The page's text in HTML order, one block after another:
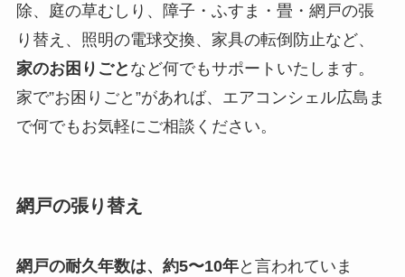
除、庭の草むしり、障子・ふすま・畳・網戸の張
り替え、照明の電球交換、家具の転倒防止など、
家のお困りごと など何でもサポートいたします。
家で”お困りごと”があれば、エアコンシェル広島ま
で何でもお気軽にご相談ください。
網戸の張り替え
網戸の耐久年数は、約5〜10年と言われていま